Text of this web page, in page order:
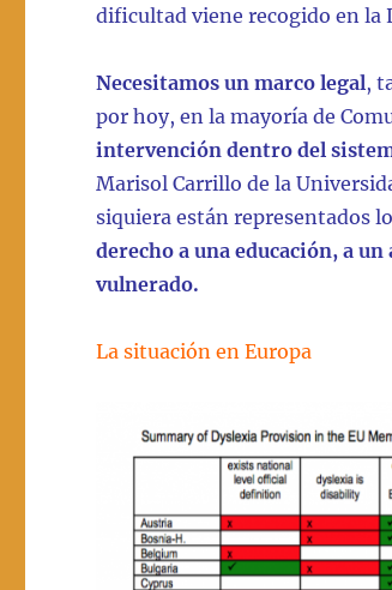
dificultad viene recogido en la
Necesitamos un marco legal,
por hoy, en la mayoría de
intervención dentro del
Marisol Carrillo de la
siquiera están representados
derecho a una educación, a
vulnerado.
La situación en Europa